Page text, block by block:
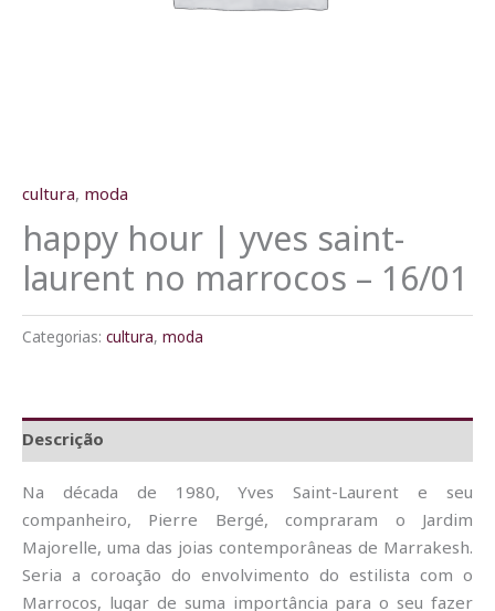
cultura, moda
happy hour | yves saint-
laurent no marrocos – 16/01
Categorias: cultura, moda
Descrição
Na década de 1980, Yves Saint-Laurent e seu
companheiro, Pierre Bergé, compraram o Jardim
Majorelle, uma das joias contemporâneas de Marrakesh.
Seria a coroação do envolvimento do estilista com o
Marrocos, lugar de suma importância para o seu fazer